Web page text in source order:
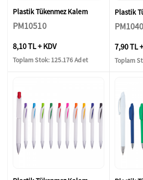
Plastik Tükenmez Kalem
PM10510
8,10 TL + KDV
Toplam Stok: 125.176 Adet
Plastik
7,90 TL
Toplam